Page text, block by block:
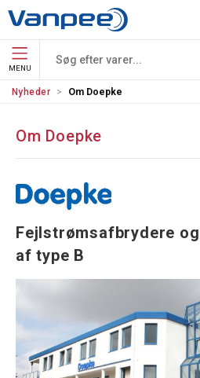
MENU
Nyheder Om Doepke
Om Doepke
Fejlstrømsafbrydere
af type B